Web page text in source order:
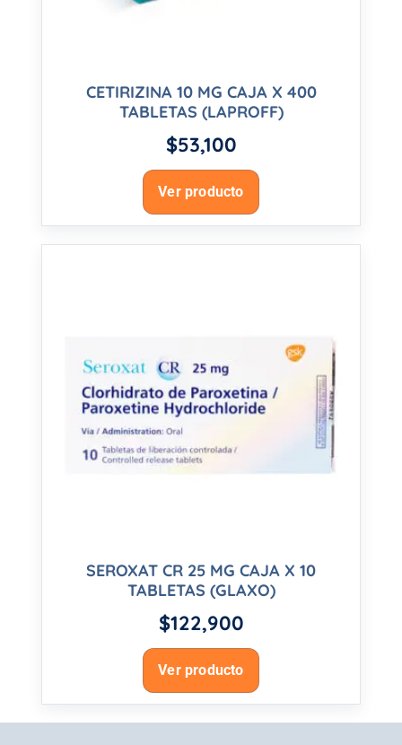
CETIRIZINA 10 MG CAJA X 400
TABLETAS (LAPROFF)
$53,100
Ver producto
SEROXAT CR 25 MG CAJA X 10
TABLETAS (GLAXO)
$122,900
Ver producto